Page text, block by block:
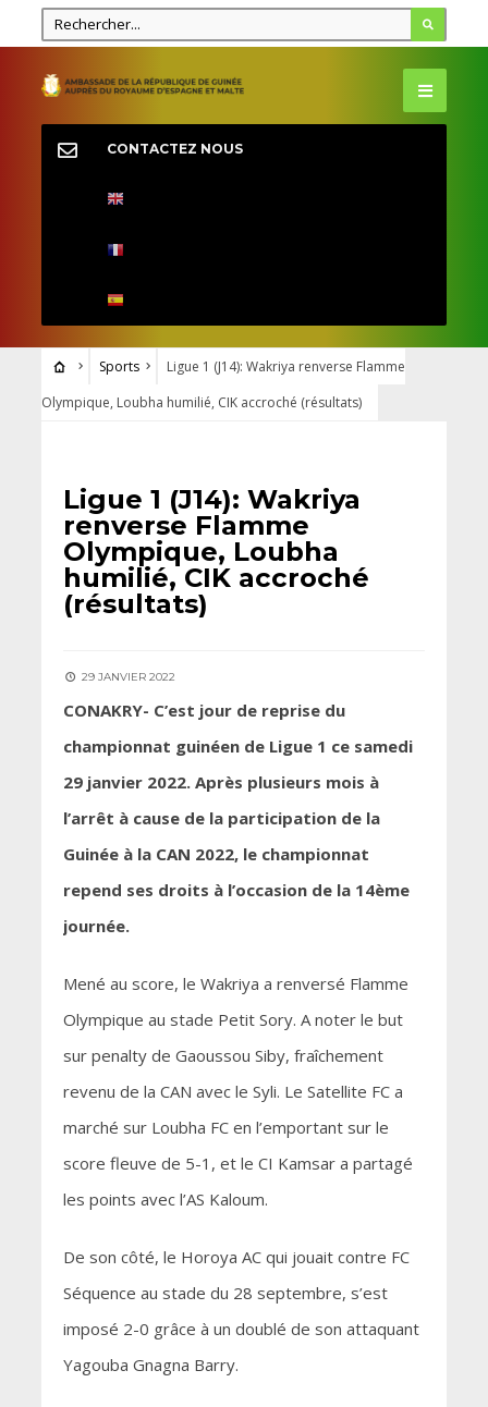
CONTACTEZ NOUS
Sports
Ligue 1 (J14): Wakriya renverse Flamme
Olympique, Loubha humilié, CIK accroché (résultats)
Ligue 1 (J14): Wakriya
renverse Flamme
Olympique, Loubha
humilié, CIK accroché
(résultats)
29 JANVIER 2022
CONAKRY- C’est jour de reprise du
championnat guinéen de Ligue 1 ce samedi
29 janvier 2022. Après plusieurs mois à
l’arrêt à cause de la participation de la
Guinée à la CAN 2022, le championnat
repend ses droits à l’occasion de la 14ème
journée.
Mené au score, le Wakriya a renversé Flamme
Olympique au stade Petit Sory. A noter le but
sur penalty de Gaoussou Siby, fraîchement
revenu de la CAN avec le Syli. Le Satellite FC a
marché sur Loubha FC en l’emportant sur le
score fleuve de 5-1, et le CI Kamsar a partagé
les points avec l’AS Kaloum.
De son côté, le Horoya AC qui jouait contre FC
Séquence au stade du 28 septembre, s’est
imposé 2-0 grâce à un doublé de son attaquant
Yagouba Gnagna Barry.